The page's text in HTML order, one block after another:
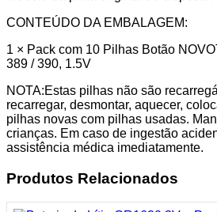
CONTEÚDO DA EMBALAGEM:
1 × Pack com 10 Pilhas Botão
389 / 390, 1.5V
NOTA:Estas pilhas não são
recarregar, desmontar, aquecer,
pilhas novas com pilhas usadas.
crianças. Em caso de ingestão
assistência médica imediatamente.
Produtos Relacionados